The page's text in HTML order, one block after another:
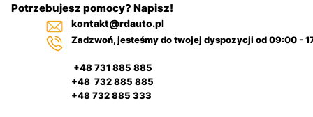
Potrzebujesz pomocy? Napisz!
kontakt@rdauto.pl
Zadzwoń, jesteśmy do twojej dyspozycji od 09:00 -
+48 731 885 885
+48 732 885 885
+48 732 885 333